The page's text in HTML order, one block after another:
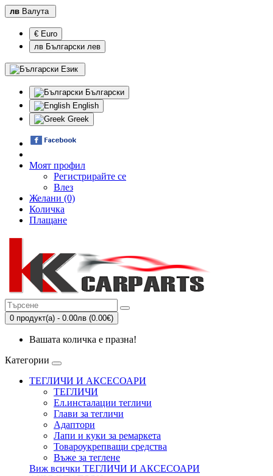
лв Валута
€ Euro
лв Български лев
Език
Български
English
Greek
Моят профил
Регистрирайте се
Влез
Желани (0)
Количка
Плащане
0 продукт(а) - 0.00лв (0.00€)
Вашата количка е празна!
Категории
ТЕГЛИЧИ И АКСЕСОАРИ
ТЕГЛИЧИ
Eл.инсталации тегличи
Глави за тегличи
Адаптори
Лапи и куки за ремаркета
Товароукрепващи средства
Въже за теглене
Виж всички ТЕГЛИЧИ И АКСЕСОАРИ